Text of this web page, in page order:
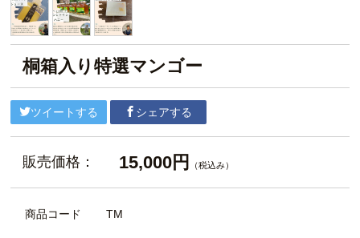
桐箱入り特選マンゴー
ツイートする シェアする
販売価格： 15,000円 （税込み）
商品コード TM